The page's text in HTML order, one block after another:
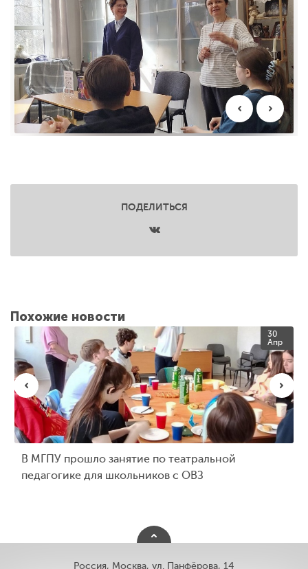
ПОДЕЛИТЬСЯ
Похожие новости
30
Апр
В МГПУ прошло занятие по театральной
педагогике для школьников с ОВЗ
Россия, Москва, ул. Панфёрова, 14